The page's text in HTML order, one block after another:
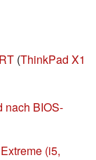
(ThinkPad X1
nach BIOS-
(i5,